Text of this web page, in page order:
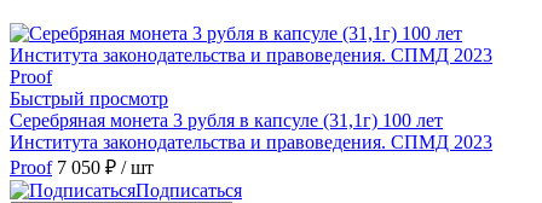
Быстрый просмотр
Серебряная монета 3 рубля в капсуле (31,1г) 100 лет
Института законодательства и правоведения. СПМД 2023
Proof 7 050 ₽ / шт
Подписаться